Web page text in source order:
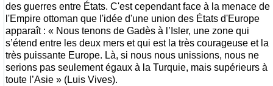
des guerres entre États. C'est cependant face à la menace de
l'Empire ottoman que l'idée d'une union des États d'Europe
apparaît : « Nous tenons de Gadès à l’Isler, une zone qui
s’étend entre les deux mers et qui est la très courageuse et la
très puissante Europe. Là, si nous nous unissions, nous ne
serions pas seulement égaux à la Turquie, mais supérieurs à
toute l’Asie » (Luis Vives).